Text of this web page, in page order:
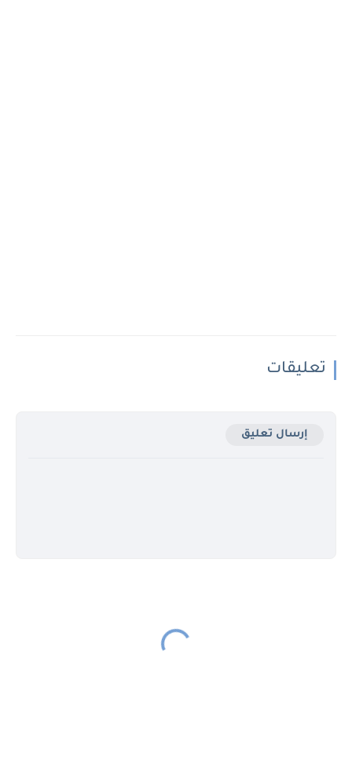
تعليقات
إرسال تعليق